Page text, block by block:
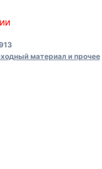
материал и прочее